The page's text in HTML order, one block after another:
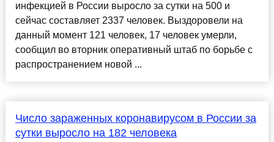
инфекцией в России выросло за сутки на 500 и
сейчас составляет 2337 человек. Выздоровели на
данный момент 121 человек, 17 человек умерли,
сообщил во вторник оперативный штаб по борьбе с
распространением новой ...
Число зараженных коронавирусом в России за
сутки выросло на 182 человека